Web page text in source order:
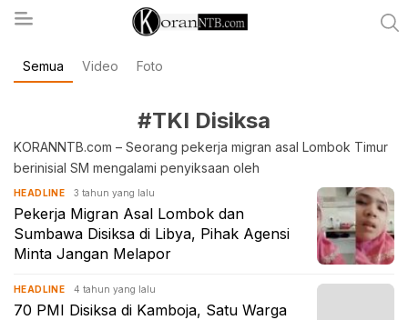
koranntb.com
Semua Video Foto
#TKI Disiksa
KORANNTB.com – Seorang pekerja migran asal Lombok Timur
berinisial SM mengalami penyiksaan oleh
HEADLINE 3 tahun yang lalu
Pekerja Migran Asal Lombok dan
Sumbawa Disiksa di Libya, Pihak Agensi
Minta Jangan Melapor
HEADLINE 4 tahun yang lalu
70 PMI Disiksa di Kamboja, Satu Warga